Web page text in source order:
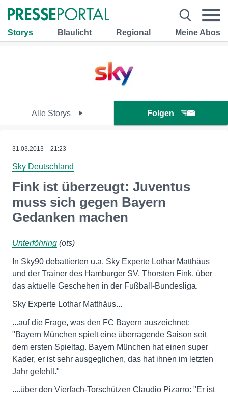
Storys Blaulicht Regional Meine Abos
Alle Storys Folgen
31.03.2013 – 21:23
Sky Deutschland
Fink ist überzeugt: Juventus
muss sich gegen Bayern
Gedanken machen
Unterföhring (ots)
In Sky90 debattierten u.a. Sky Experte Lothar Matthäus
und der Trainer des Hamburger SV, Thorsten Fink, über
das aktuelle Geschehen in der Fußball-Bundesliga.
Sky Experte Lothar Matthäus...
...auf die Frage, was den FC Bayern auszeichnet:
"Bayern München spielt eine überragende Saison seit
dem ersten Spieltag. Bayern München hat einen super
Kader, er ist sehr ausgeglichen, das hat ihnen im letzten
Jahr gefehlt."
....über den Vierfach-Torschützen Claudio Pizarro: "Er ist